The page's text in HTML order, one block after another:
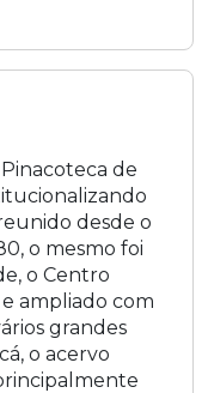
de
desde o
o mesmo foi
o Centro
ampliado com
grandes
o acervo